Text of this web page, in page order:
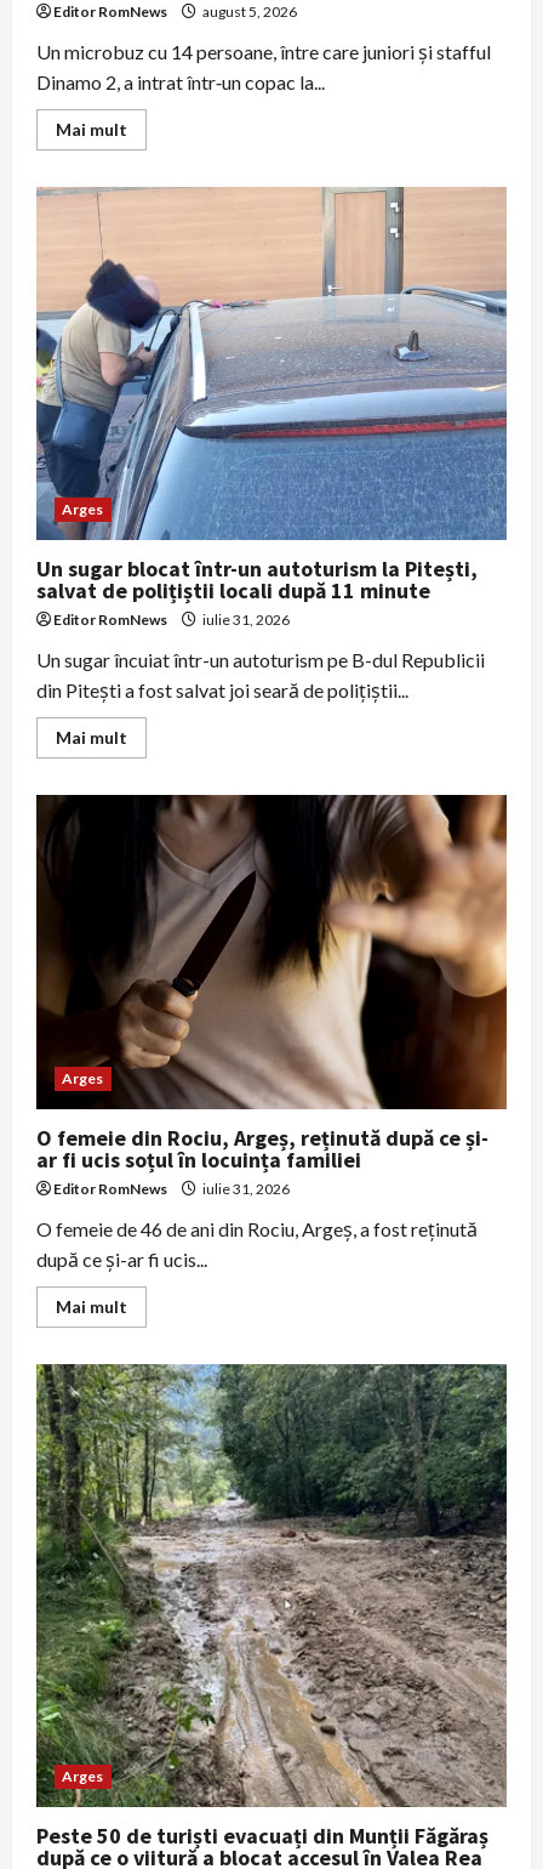
Editor RomNews august 5, 2026
Un microbuz cu 14 persoane, între care juniori și stafful
Dinamo 2, a intrat într‑un copac la...
Mai mult
more
grav
microbuz
al
lotului
Dinamo
2
s‑a
izbit
de
un
copac;
un
mort
și
mai
mulți
răniți
Arges
Un sugar blocat într-un autoturism la Pitești,
salvat de polițiștii locali după 11 minute
Editor RomNews iulie 31, 2026
Un sugar încuiat într-un autoturism pe B-dul Republicii
din Pitești a fost salvat joi seară de polițiștii...
Mai mult
more
sugar
într-
autoturism
Pitești,
salvat
de
polițiștii
locali
după
11
minute
Arges
O femeie din Rociu, Argeș, reținută după ce și-
ar fi ucis soțul în locuința familiei
Editor RomNews iulie 31, 2026
O femeie de 46 de ani din Rociu, Argeș, a fost reținută
după ce și-ar fi ucis...
Mai mult
more
femeie
din
Rociu,
Argeș,
reținută
după
ce
și-
ar
fi
ucis
soțul
în
locuința
familiei
Arges
Peste 50 de turiști evacuați din Munții Făgăraș
după ce o viitură a blocat accesul în Valea Rea